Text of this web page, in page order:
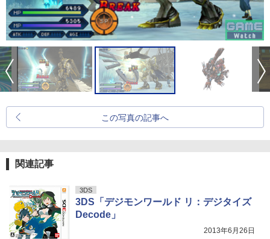
この写真の記事へ
関連記事
3DS
3DS「デジモンワールド リ：デジタイズ
Decode」
2013年6月26日